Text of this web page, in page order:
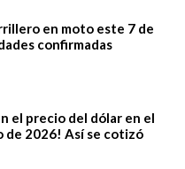
en moto este 7 de
confirmadas
el precio del dólar en el
de 2026! Así se cotizó